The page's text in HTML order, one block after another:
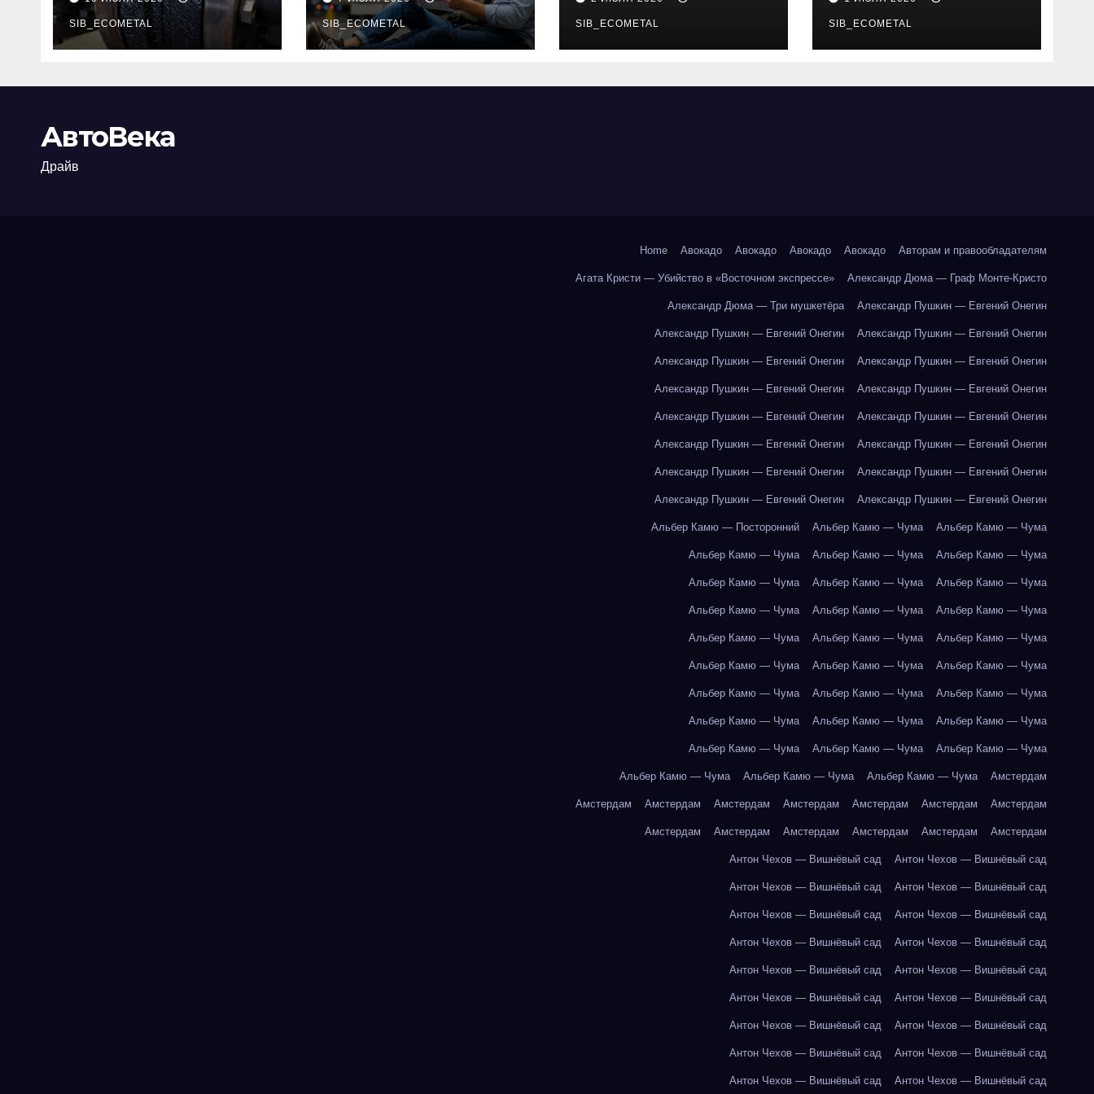
огнезащиты
фланцевых
соединений
SIB_ECOMETAL
требования и
потенциальные
риски
SIB_ECOMETAL
онлайн-курсы
SIB_ECOMETAL SIB_ECOMETAL
АвтоВека
Драйв
Home Авокадо Авокадо Авокадо Авокадо Авторам и правообладателям
Агата Кристи — Убийство в «Восточном экспрессе» Александр Дюма — Граф Монте-Кристо
Александр Дюма — Три мушкетёра Александр Пушкин — Евгений Онегин
Александр Пушкин — Евгений Онегин Александр Пушкин — Евгений Онегин
Александр Пушкин — Евгений Онегин Александр Пушкин — Евгений Онегин
Александр Пушкин — Евгений Онегин Александр Пушкин — Евгений Онегин
Александр Пушкин — Евгений Онегин Александр Пушкин — Евгений Онегин
Александр Пушкин — Евгений Онегин Александр Пушкин — Евгений Онегин
Александр Пушкин — Евгений Онегин Александр Пушкин — Евгений Онегин
Александр Пушкин — Евгений Онегин Александр Пушкин — Евгений Онегин
Альбер Камю — Посторонний Альбер Камю — Чума Альбер Камю — Чума
Альбер Камю — Чума Альбер Камю — Чума Альбер Камю — Чума
Альбер Камю — Чума Альбер Камю — Чума Альбер Камю — Чума
Альбер Камю — Чума Альбер Камю — Чума Альбер Камю — Чума
Альбер Камю — Чума Альбер Камю — Чума Альбер Камю — Чума
Альбер Камю — Чума Альбер Камю — Чума Альбер Камю — Чума
Альбер Камю — Чума Альбер Камю — Чума Альбер Камю — Чума
Альбер Камю — Чума Альбер Камю — Чума Альбер Камю — Чума
Альбер Камю — Чума Альбер Камю — Чума Альбер Камю — Чума
Альбер Камю — Чума Альбер Камю — Чума Альбер Камю — Чума Амстердам
Амстердам Амстердам Амстердам Амстердам Амстердам Амстердам Амстердам
Амстердам Амстердам Амстердам Амстердам Амстердам Амстердам
Антон Чехов — Вишнёвый сад Антон Чехов — Вишнёвый сад
Антон Чехов — Вишнёвый сад Антон Чехов — Вишнёвый сад
Антон Чехов — Вишнёвый сад Антон Чехов — Вишнёвый сад
Антон Чехов — Вишнёвый сад Антон Чехов — Вишнёвый сад
Антон Чехов — Вишнёвый сад Антон Чехов — Вишнёвый сад
Антон Чехов — Вишнёвый сад Антон Чехов — Вишнёвый сад
Антон Чехов — Вишнёвый сад Антон Чехов — Вишнёвый сад
Антон Чехов — Вишнёвый сад Антон Чехов — Вишнёвый сад
Антон Чехов — Вишнёвый сад Антон Чехов — Вишнёвый сад